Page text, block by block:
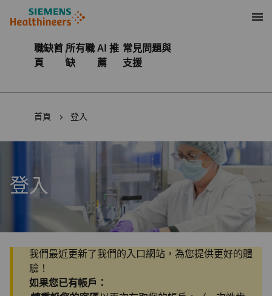
職缺首
頁
所有職
缺
AI 推
薦
常見問題與
支援
首頁 登入
登入
我們最近更新了我們的入口網站，為您提供更好的體
驗！
如果您已有帳戶：